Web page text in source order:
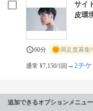
サイ
皮環
60分 満足度募集
通常 ¥7,150/1回 →2チ
追加できるオプションメニュー